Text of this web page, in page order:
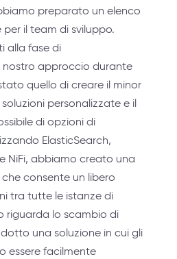
preparato un elenco
il team di sviluppo.
alla fase di
nostro approccio durante
quello di creare il minor
personalizzate e il
di opzioni di
ElasticSearch,
NiFi, abbiamo creato una
consente un libero
tra tutte le istanze di
riguarda lo scambio di
una soluzione in cui gli
essere facilmente